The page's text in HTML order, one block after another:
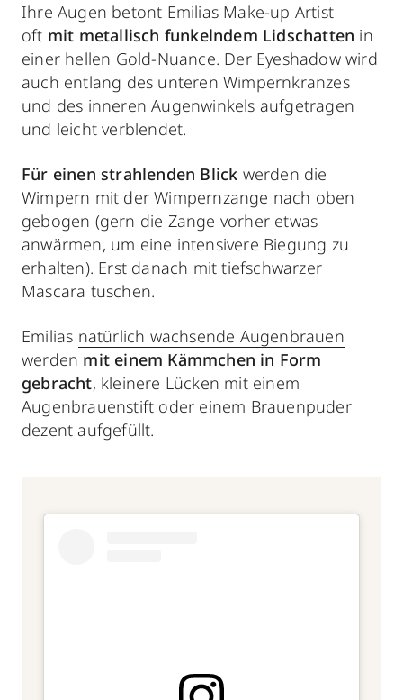
Ihre Augen betont Emilias Make-up Artist
oft mit metallisch funkelndem Lidschatten in
einer hellen Gold-Nuance. Der Eyeshadow wird
auch entlang des unteren Wimpernkranzes
und des inneren Augenwinkels aufgetragen
und leicht verblendet.
Für einen strahlenden Blick werden die
Wimpern mit der Wimpernzange nach oben
gebogen (gern die Zange vorher etwas
anwärmen, um eine intensivere Biegung zu
erhalten). Erst danach mit tiefschwarzer
Mascara tuschen.
Emilias natürlich wachsende Augenbrauen
werden mit einem Kämmchen in Form
gebracht, kleinere Lücken mit einem
Augenbrauenstift oder einem Brauenpuder
dezent aufgefüllt.